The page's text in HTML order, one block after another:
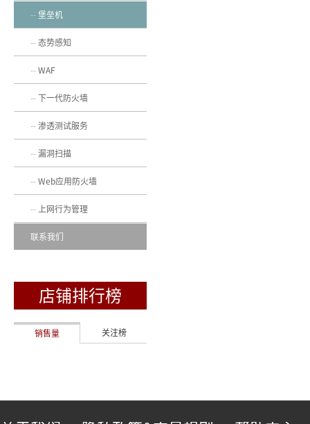
堡垒机
态势感知
WAF
下一代防火墙
渗透测试服务
漏洞扫描
Web应用防火墙
上网行为管理
联系我们
店铺排行榜
销售量 关注榜